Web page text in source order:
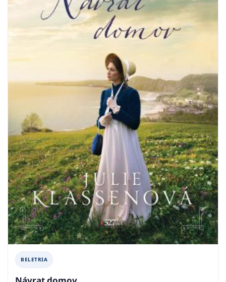
BELETRIA